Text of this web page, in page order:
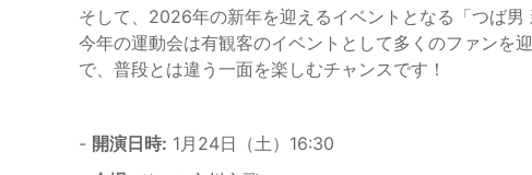
そして、2026年の新年を迎えるイベントとなる「つば男
今年の運動会は有観客のイベントとして多くのファンを
で、普段とは違う一面を楽しむチャンスです！
- 開演日時: 1月24日（土）16:30